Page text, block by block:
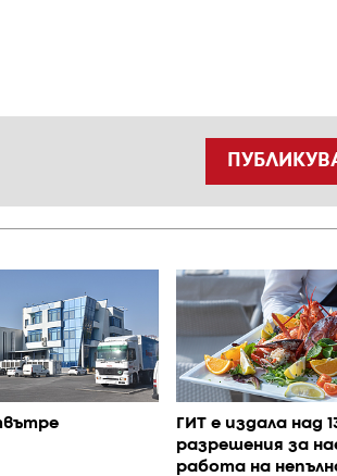
ГИТ е издала над
разрешения за
работа на